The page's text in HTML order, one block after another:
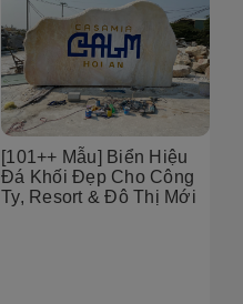
[101++ Mẫu] Biển Hiệu
Đá Khối Đẹp Cho Công
Ty, Resort & Đô Thị Mới